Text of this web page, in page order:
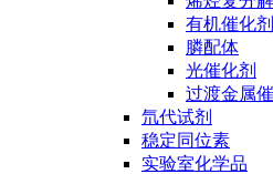
有机催化剂
膦配体
光催化剂
过渡金属
氘代试剂
稳定同位素
实验室化学品